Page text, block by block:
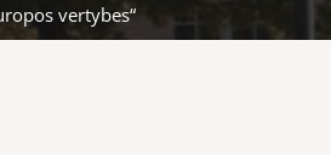
vertybes“